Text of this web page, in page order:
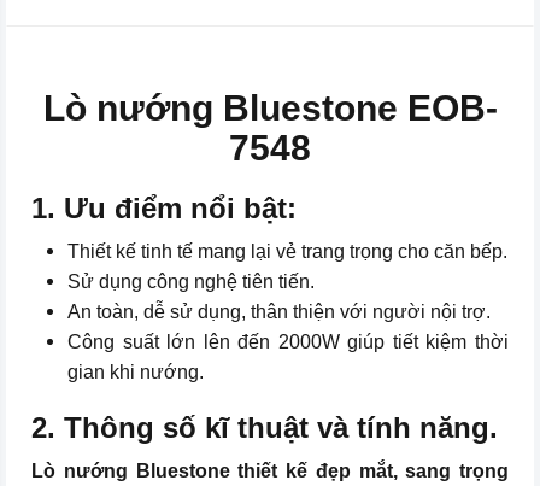
Lò nướng Bluestone EOB-
7548
1. Ưu điểm nổi bật:
Thiết kế tinh tế mang lại vẻ trang trọng cho căn bếp.
Sử dụng công nghệ tiên tiến.
An toàn, dễ sử dụng, thân thiện với người nội trợ.
Công suất lớn lên đến 2000W giúp tiết kiệm thời
gian khi nướng.
2. Thông số kĩ thuật và tính năng.
Lò nướng Bluestone thiết kế đẹp mắt, sang trọng